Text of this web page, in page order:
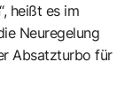
heißt es im
Neuregelung
Absatzturbo für